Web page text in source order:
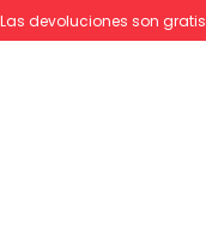
devoluciones son
Total